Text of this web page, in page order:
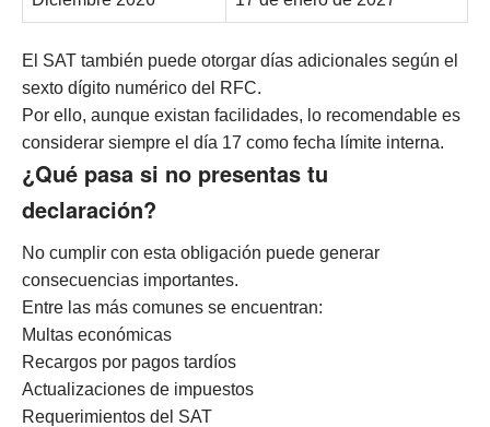
El SAT también puede otorgar días adicionales según el
sexto dígito numérico del RFC.
Por ello, aunque existan facilidades, lo recomendable es
considerar siempre el día 17 como fecha límite interna.
¿Qué pasa si no presentas tu
declaración?
No cumplir con esta obligación puede generar
consecuencias importantes.
Entre las más comunes se encuentran:
Multas económicas
Recargos por pagos tardíos
Actualizaciones de impuestos
Requerimientos del SAT